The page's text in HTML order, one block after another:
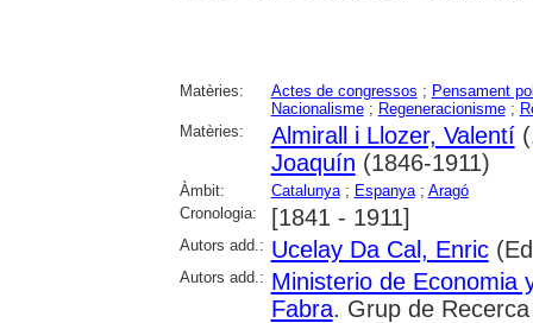
Matèries: Actes de congressos ; Pensament
Nacionalisme; Regeneracionisme;
Matèries:
Almirall i Llozer, Valentí
Joaquín (1846-1911)
Àmbit: Catalunya; Espanya; Aragó
Cronologia:
[1841 - 1911]
Autors add.: Ucelay Da Cal, Enric
Autors add.: Ministerio de Economia
Fabra. Grup de